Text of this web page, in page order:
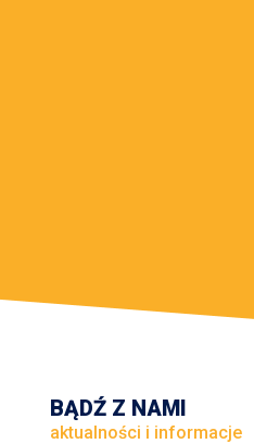
BĄDŹ Z NAMI
aktualności i informacje